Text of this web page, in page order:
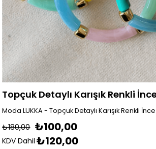
Topçuk Detaylı Karışık Renkli
Moda LUKKA - Topçuk Detaylı Karışık Renkli
₺180,00 ₺100,00
KDV Dahil ₺120,00